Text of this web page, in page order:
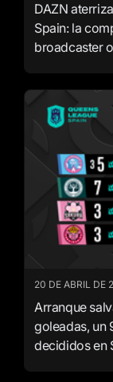
DAZN
Spain: la
broadcaster
20 DE ABRIL DE
Arranque
goleadas, un
decididos en